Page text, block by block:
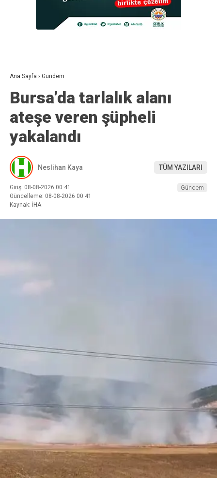
Ana Sayfa › Gündem
Bursa’da tarlalık alanı
ateşe veren şüpheli
yakalandı
Neslihan Kaya TÜM YAZILARI
Giriş: 08-08-2026 00:41
Güncelleme: 08-08-2026 00:41
Kaynak: İHA
Gündem